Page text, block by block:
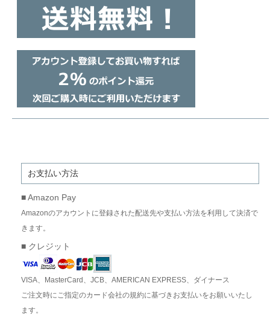
お支払い方法
■ Amazon Pay
Amazonのアカウントに登録された配送先や支払い方法を利用して決済で
きます。
■ クレジット
VISA、MasterCard、JCB、AMERICAN EXPRESS、ダイナース
ご注文時にご指定のカード会社の規約に基づきお支払いをお願いいたし
ます。